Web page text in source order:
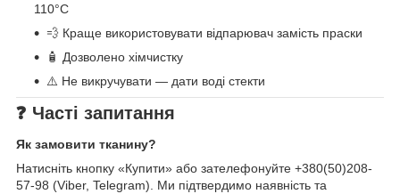
110°C
💨 Краще використовувати відпарювач замість праски
🧴 Дозволено хімчистку
⚠️ Не викручувати — дати воді стекти
❓ Часті запитання
Як замовити тканину?
Натисніть кнопку «Купити» або зателефонуйте +380(50)208-
57-98 (Viber, Telegram). Ми підтвердимо наявність та